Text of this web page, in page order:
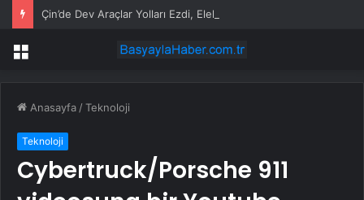
Menü
Anasayfa /Teknoloji
Teknoloji
Cybertruck/Porsche 911